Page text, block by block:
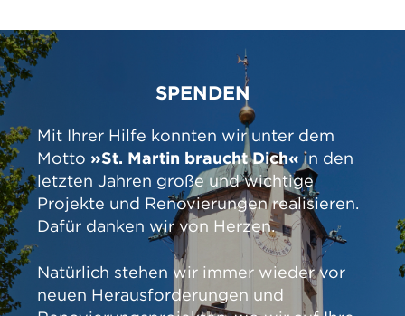
SPENDEN
Mit Ihrer Hilfe konnten wir unter dem
Motto »St. Martin braucht Dich« in den
letzten Jahren große und wichtige
Projekte und Renovierungen realisieren.
Dafür danken wir von Herzen.
Natürlich stehen wir immer wieder vor
neuen Herausforderungen und